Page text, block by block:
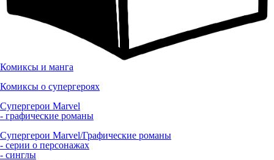
Комиксы и манга
Комиксы о супергероях
Супергерои Marvel
- графические романы
Супергерои Marvel/Графические романы
- серии о персонажах
- синглы